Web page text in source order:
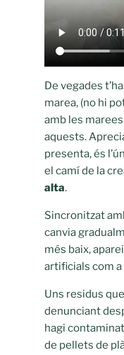
De vegades
marea, (no hi
amb les
aquests.
presenta, és
el camí de la
alta.
Sincronitzat
canvia
més baix,
artificials com
Uns residus
denunciant
hagi
de pellets de